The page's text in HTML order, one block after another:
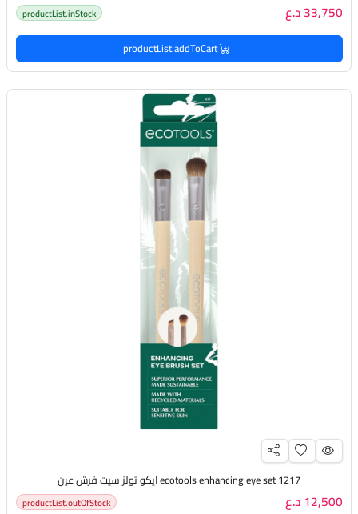
33,750 د.ع productList.inStock
productList.addToCart
ecotools enhancing eye set 1217 ايكو تولز سيت فرش عين
12,500 د.ع productList.outOfStock